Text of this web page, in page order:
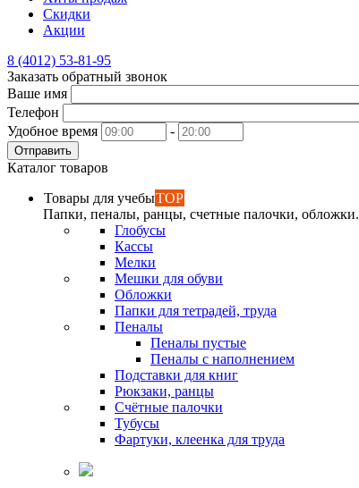
Скидки
Акции
8 (4012) 53-81-95
Заказать обратный звонок
Ваше имя
Телефон
Удобное время
-
Отправить
Каталог товаров
Товары для учебыTOP
Папки, пеналы, ранцы, счетные палочки, обложки.
Глобусы
Кассы
Мелки
Мешки для обуви
Обложки
Папки для тетрадей, труда
Пеналы
Пеналы пустые
Пеналы с наполнением
Подставки для книг
Рюкзаки, ранцы
Счётные палочки
Тубусы
Фартуки, клеенка для труда